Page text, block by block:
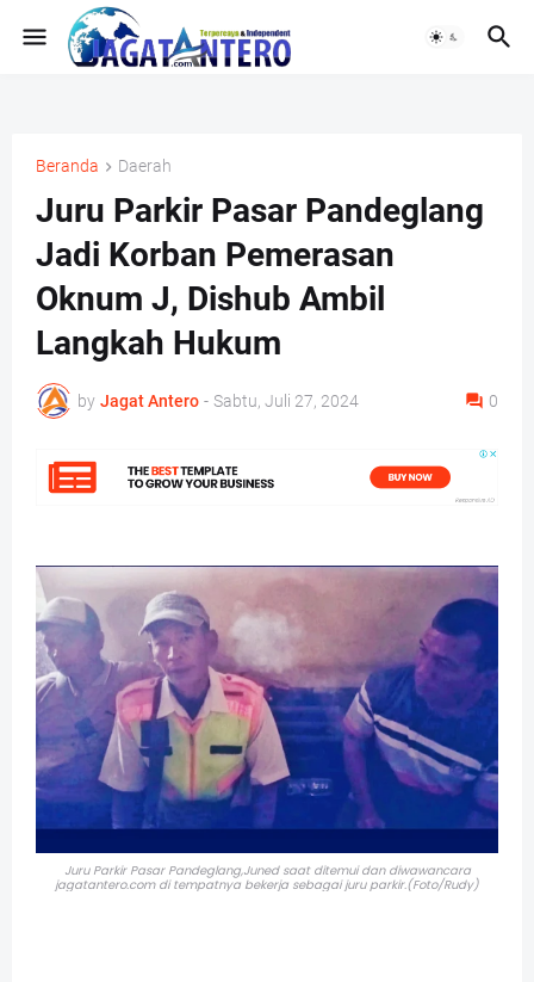
Beranda Daerah
Juru Parkir Pasar Pandeglang
Jadi Korban Pemerasan
Oknum J, Dishub Ambil
Langkah Hukum
by Jagat Antero - Sabtu, Juli 27, 2024 0
Juru Parkir Pasar Pandeglang,Juned saat ditemui dan diwawancara
jagatantero.com di tempatnya bekerja sebagai juru parkir.(Foto/Rudy)